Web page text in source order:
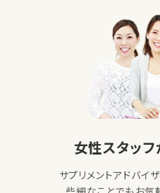
女性スタッ
サプリメントアドバイ